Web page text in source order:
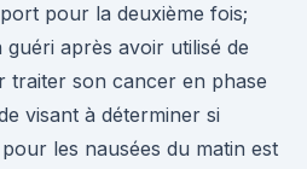
pour la deuxième fois;
après avoir utilisé de
traiter son cancer en phase
visant à déterminer si
les nausées du matin est